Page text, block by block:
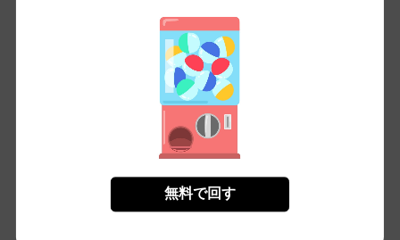
国見と三浦の微妙な心の距離感が良く描かれていると感じました。特
に三浦の内面の葛藤とそれを優しく解していく国見の姿にはキュンと
しました。ラブストーリーが好きな人にはお勧めするスピンオフで
無料で回す